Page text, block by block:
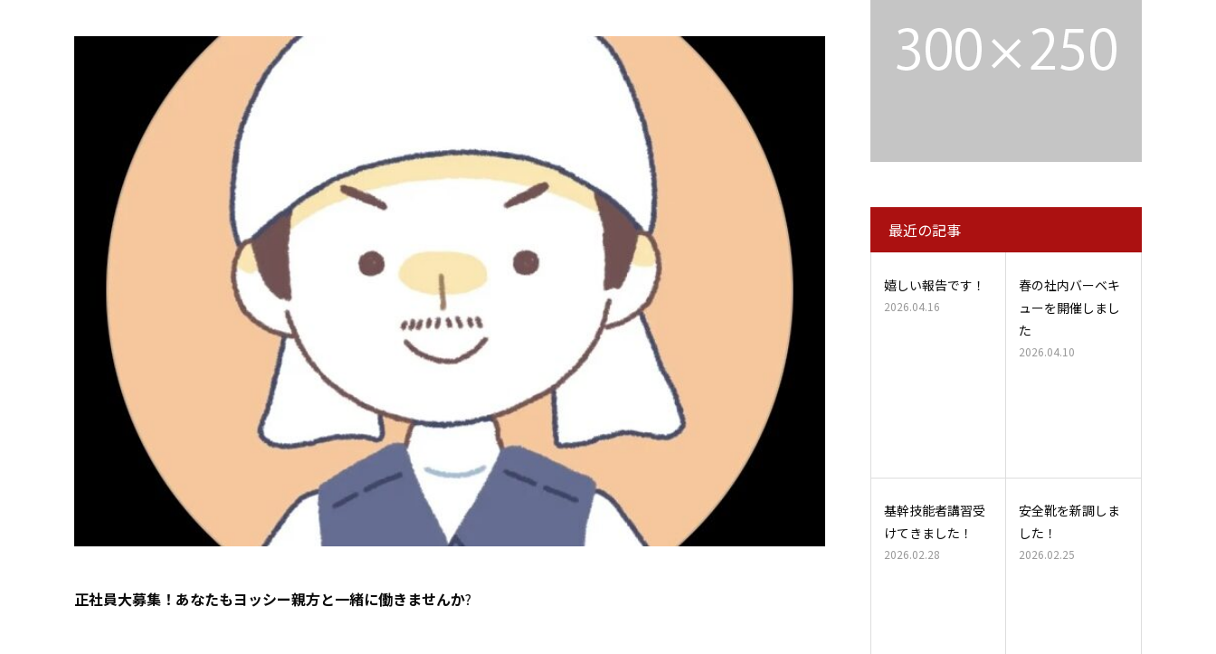
正社員大募集！あなたもヨッシー親方と一緒に働きませんか?
最近の記事
嬉しい報告です！
2026.04.16
春の社内バーベキ
ューを開催しまし
た
2026.04.10
基幹技能者講習受
けてきました！
2026.02.28
安全靴を新調しま
した！
2026.02.25